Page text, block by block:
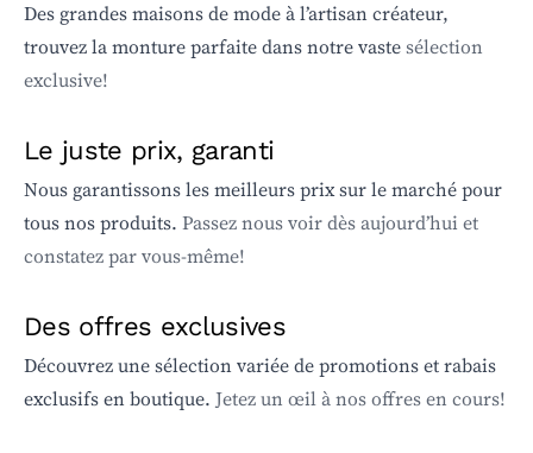
Des grandes maisons de mode à l’artisan créateur,
trouvez la monture parfaite dans notre vastesélection
exclusive!
Le juste prix, garanti
Nous garantissons les meilleurs prix sur le marché pour
tous nos produits. Passez nous voir dès aujourd’hui et
constatez par vous-même!
Des offres exclusives
Découvrez une sélection variée de promotions et rabais
exclusifs en boutique. Jetez un œil à nos offres en cours!